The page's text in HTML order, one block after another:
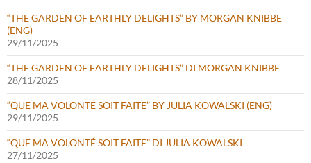
“THE GARDEN OF EARTHLY DELIGHTS” BY MORGAN KNIBBE
(ENG)
29/11/2025
“THE GARDEN OF EARTHLY DELIGHTS” DI MORGAN KNIBBE
28/11/2025
“QUE MA VOLONTÉ SOIT FAITE” BY JULIA KOWALSKI (ENG)
29/11/2025
“QUE MA VOLONTÉ SOIT FAITE” DI JULIA KOWALSKI
27/11/2025